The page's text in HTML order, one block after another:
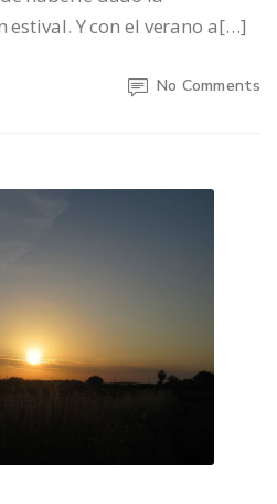
estival. Y con el verano a[…]
No Comments